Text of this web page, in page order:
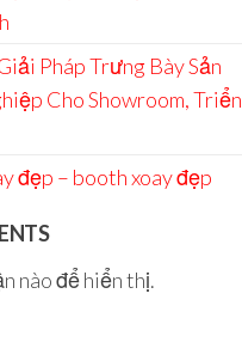
Pháp Trưng Bày Sản
Cho Showroom, Triển
đẹp – booth xoay đẹp
nào để hiển thị.